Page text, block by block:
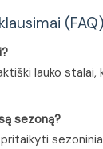
(FAQ)
lauko
sezoną?